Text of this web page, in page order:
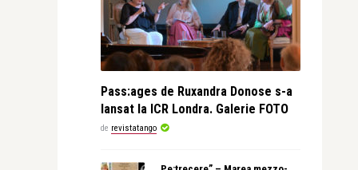
Pass:ages de Ruxandra Donose s-a
lansat la ICR Londra. Galerie FOTO
de revistatango